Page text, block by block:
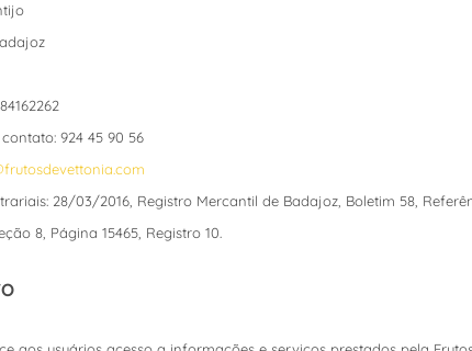
924 45 90 56
28/03/2016, Registro Mercantil de Badajoz, Boletim 58,
8, Página 15465, Registro 10.